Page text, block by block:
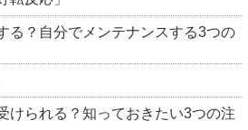
る？自分でメンテナンスする3つの
けられる？知っておきたい3つの注